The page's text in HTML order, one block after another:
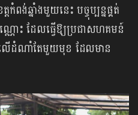
ង់ឆ្នាំងមួយនេះ បច្ចុប្បន្នផ្គត់
ណោះ ដែលធ្វើឱ្យប្រជាសហគមន៍
តលើដំណាំតែមួយមុខ ដែលមាន